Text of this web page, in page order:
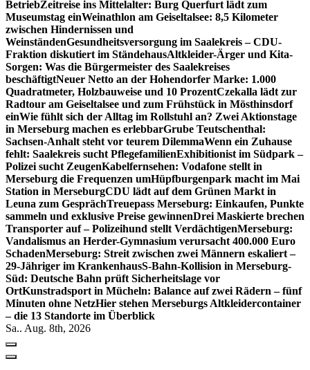
BetriebZeitreise ins Mittelalter: Burg Querfurt lädt zum
Museumstag einWeinathlon am Geiseltalsee: 8,5 Kilometer
zwischen Hindernissen und
WeinständenGesundheitsversorgung im Saalekreis – CDU-
Fraktion diskutiert im StändehausAltkleider-Ärger und Kita-
Sorgen: Was die Bürgermeister des Saalekreises
beschäftigtNeuer Netto an der Hohendorfer Marke: 1.000
Quadratmeter, Holzbauweise und 10 ProzentCzekalla lädt zur
Radtour am Geiseltalsee und zum Frühstück in Mösthinsdorf
einWie fühlt sich der Alltag im Rollstuhl an? Zwei Aktionstage
in Merseburg machen es erlebbarGrube Teutschenthal:
Sachsen-Anhalt steht vor teurem DilemmaWenn ein Zuhause
fehlt: Saalekreis sucht PflegefamilienExhibitionist im Südpark –
Polizei sucht ZeugenKabelfernsehen: Vodafone stellt in
Merseburg die Frequenzen umHüpfburgenpark macht im Mai
Station in MerseburgCDU lädt auf dem Grünen Markt in
Leuna zum GesprächTreuepass Merseburg: Einkaufen, Punkte
sammeln und exklusive Preise gewinnenDrei Maskierte brechen
Transporter auf – Polizeihund stellt VerdächtigenMerseburg:
Vandalismus an Herder-Gymnasium verursacht 400.000 Euro
SchadenMerseburg: Streit zwischen zwei Männern eskaliert –
29-Jähriger im KrankenhausS-Bahn-Kollision in Merseburg-
Süd: Deutsche Bahn prüft Sicherheitslage vor
OrtKunstradsport in Mücheln: Balance auf zwei Rädern – fünf
Minuten ohne NetzHier stehen Merseburgs Altkleidercontainer
– die 13 Standorte im Überblick
Sa.. Aug. 8th, 2026